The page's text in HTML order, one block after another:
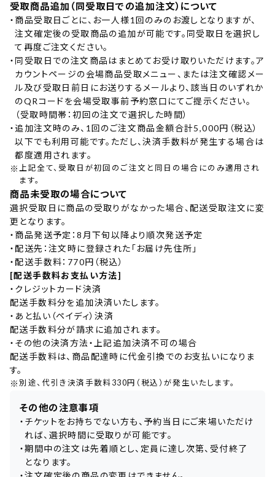
受取商品追加（同受取日での追加注文）について
・ 商品受取日ごとに、お一人様1回のみのお渡しとなりますが、
注文確定後の受取商品の追加が可能です。同受取日を選択し
て再度ご注文ください。
・ 同受取日での注文商品はまとめてお受け取りいただけます。ア
カウントページの会場商品受取メニュー、または注文確認メー
ル及び受取日前日にお送りするメールより、該当日のいずれか
のQRコードを会場受取事前予約窓口にてご提示ください。
（受取時間帯：初回の注文で選択した時間）
・ 追加注文時のみ、1回のご注文商品金額合計5,000円（税込）
以下でも利用可能です。ただし、決済手数料が発生する場合は
都度適用されます。
※上記全て、受取日が初回のご注文と同日の場合にのみ適用され
ます。
商品未受取の場合について
選択受取日に商品の受取りがなかった場合、配送受取注文に変
更となります。
・ 商品発送予定：8月下旬以降より順次発送予定
・配送先：注文時に登録された「お届け先住所」
・配送手数料：770円（税込）
[配送手数料お支払い方法]
・ クレジットカード決済
配送手数料分を追加決済いたします。
・ あと払い（ペイディ）決済
配送手数料分が請求に追加されます。
・ その他の決済方法・上記追加決済不可の場合
配送手数料は、商品配達時に代金引換でのお支払いになりま
す。
※別途、代引き決済手数料330円（税込）が発生いたします。
その他の注意事項
・ チケットをお持ちでない方も、予約当日にご来場いただけ
れば、選択時間に受取りが可能です。
・期間中の注文は先着順とし、定員に達し次第、受付終了
となります。